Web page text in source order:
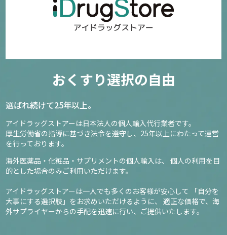
おくすり選択の自由
選ばれ続けて25年以上。
アイドラッグストアーは日本法人の個人輸入代行業者です。
厚生労働省の指導に基づき法令を遵守し、 25年以上にわたって運営
を行っております。
海外医薬品・化粧品・サプリメントの個人輸入は、
個人の利用を目
的とした場合のみご利用いただけます。
アイドラッグストアーは一人でも多くのお客様が安心して
「自分を
大事にする選択肢」をお求めいただけるように、
適正な価格で、海
外サプライヤーからの手配を迅速に行い、ご提供いたします。